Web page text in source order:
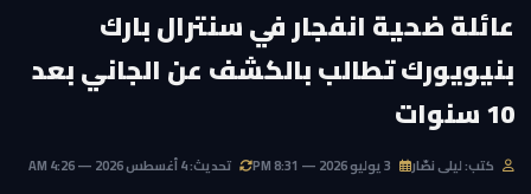
عائلة ضحية انفجار في سنترال بارك
بنيويورك تطالب بالكشف عن الجاني بعد
10 سنوات
كتب: ليلى نصّار تحديث: 4 أغسطس 2026 — 4:26 AM